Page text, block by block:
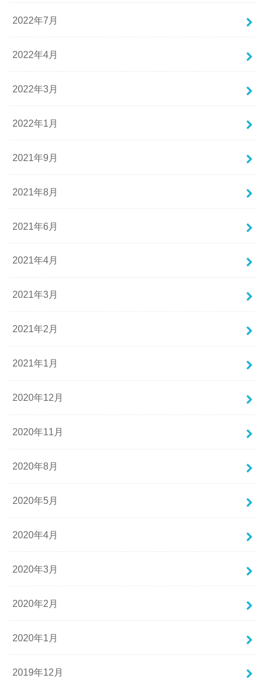
2022年7月
2022年4月
2022年3月
2022年1月
2021年9月
2021年8月
2021年6月
2021年4月
2021年3月
2021年2月
2021年1月
2020年12月
2020年11月
2020年8月
2020年5月
2020年4月
2020年3月
2020年2月
2020年1月
2019年12月